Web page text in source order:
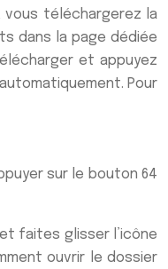
vous téléchargerez la
dans la page dédiée
et appuyez
Pour
sur le bouton 64
faites glisser l’icône
ouvrir le dossier